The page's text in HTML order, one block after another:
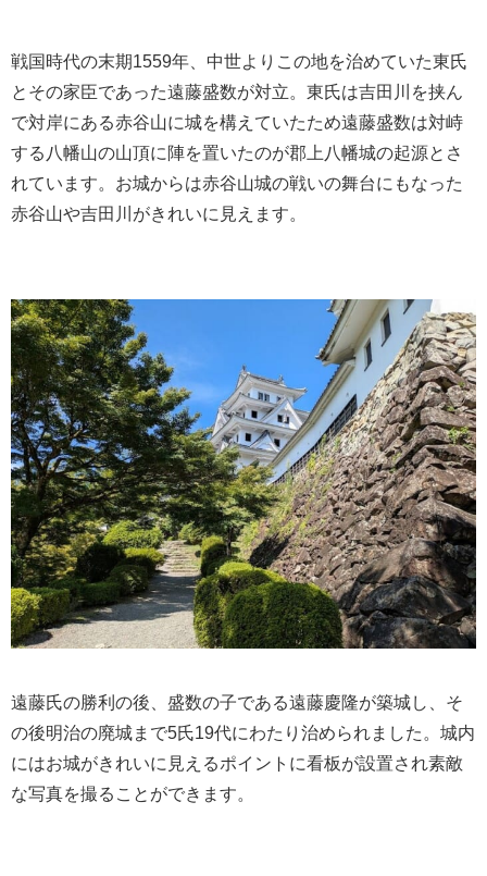
戦国時代の末期1559年、中世よりこの地を治めていた東氏
とその家臣であった遠藤盛数が対立。東氏は吉田川を挟ん
で対岸にある赤谷山に城を構えていたため遠藤盛数は対峙
する八幡山の山頂に陣を置いたのが郡上八幡城の起源とさ
れています。お城からは赤谷山城の戦いの舞台にもなった
赤谷山や吉田川がきれいに見えます。
遠藤氏の勝利の後、盛数の子である遠藤慶隆が築城し、そ
の後明治の廃城まで5氏19代にわたり治められました。城内
にはお城がきれいに見えるポイントに看板が設置され素敵
な写真を撮ることができます。